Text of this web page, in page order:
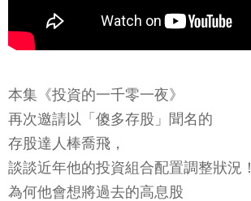
本集《投資的一千零一夜》
再次邀請以「傻多存股」聞名的
存股達人棒喬飛，
談談近年他的投資組合配置調整狀況！
為何他會想將過去的高息股